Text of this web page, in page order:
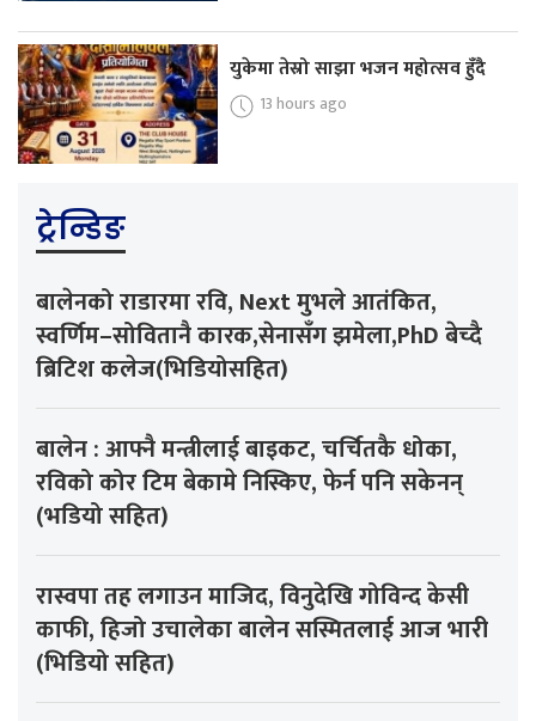
युकेमा तेस्रो साझा भजन महोत्सव हुँदै
13 hours ago
ट्रेन्डिङ
बालेनको राडारमा रवि, Next मुभले आतंकित,
स्वर्णिम–सोवितानै कारक,सेनासँग झमेला,PhD बेच्दै
ब्रिटिश कलेज(भिडियोसहित)
बालेन : आफ्नै मन्त्रीलाई बाइकट, चर्चितकै धोका,
रविको कोर टिम बेकामे निस्किए, फेर्न पनि सकेनन्
(भडियो सहित)
रास्वपा तह लगाउन माजिद, विनुदेखि गोविन्द केसी
काफी, हिजो उचालेका बालेन सस्मितलाई आज भारी
(भिडियो सहित)